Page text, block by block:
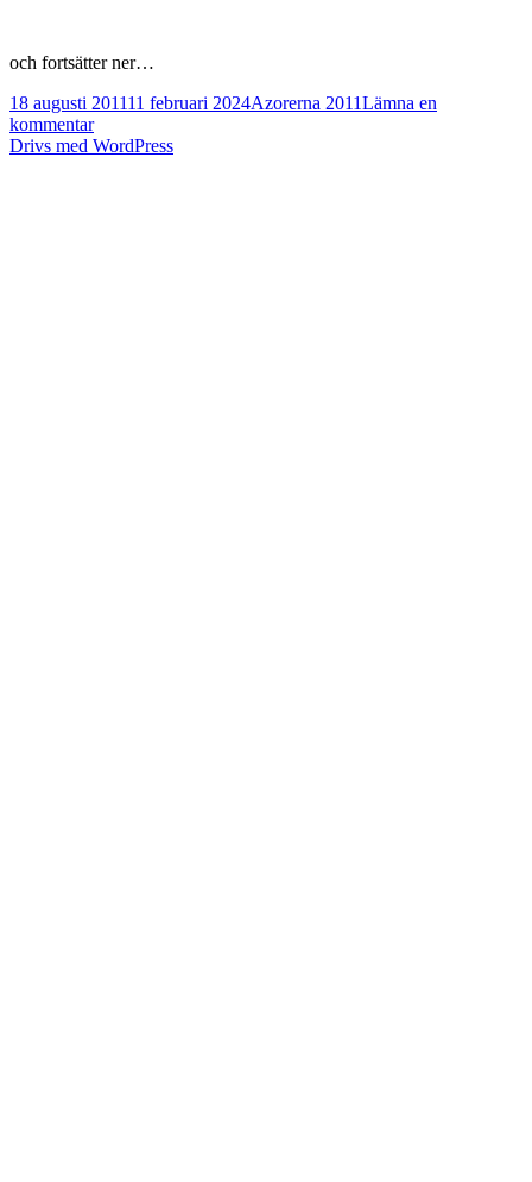
och fortsätter ner…
Postat
18 augusti 201111 februari 2024Kategorier
Azorerna 2011Lämna en
kommentartill
Azorerna
Drivs med WordPress